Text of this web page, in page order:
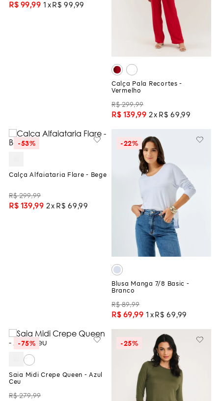
R$ 99,99 1 R$ 99 ,99
Calça Pala Recortes -
Vermelho
R$ 299,99
R$ 139,99 2 R$ 69 ,99
-53%
Calça Alfaiataria Flare - Bege
R$ 299,99
R$ 139,99 2 R$ 69 ,99
-22%
Blusa Manga 7/8 Basic -
Branco
R$ 89,99
R$ 69,99 1 R$ 69 ,99
-75%
Saia Midi Crepe Queen - Azul
Ceu
R$ 279,99
-25%